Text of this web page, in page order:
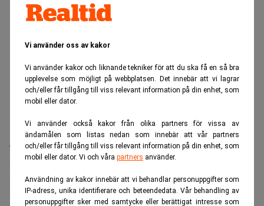
Vi använder oss av kakor
Vi använder kakor och liknande tekniker för att du ska få en så bra
upplevelse som möjligt på webbplatsen. Det innebär att vi lagrar
och/eller får tillgång till viss relevant information på din enhet, som
mobil eller dator.
Vi använder också kakor från olika partners för vissa av
ändamålen som listas nedan som innebär att vår partners
och/eller får tillgång till viss relevant information på din enhet, som
mobil eller dator. Vi och våra partners använder.
Användning av kakor innebär att vi behandlar personuppgifter som
IP-adress, unika identifierare och beteendedata. Vår behandling av
personuppgifter sker med samtycke eller berättigat intresse som
Till etableringen av ett nytt kontor i Eskilstuna under
tredje kvartalet har Consensus rekryterat Tommy Staafv,
idag private banker på Sparbank Rekarne och Jonas
Kvarnerud, försäkringsspecialist på Portfolio Försäkra.